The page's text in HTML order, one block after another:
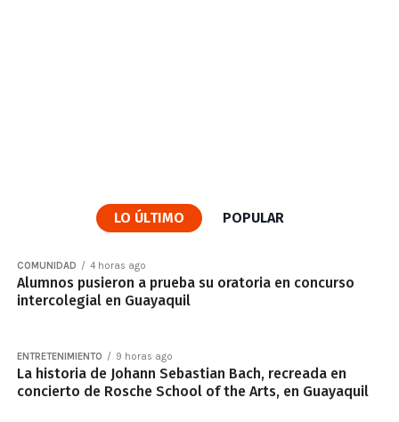
LO ÚLTIMO POPULAR
COMUNIDAD 4 horas ago
Alumnos pusieron a prueba su oratoria en concurso
intercolegial en Guayaquil
ENTRETENIMIENTO 9 horas ago
La historia de Johann Sebastian Bach, recreada en
concierto de Rosche School of the Arts, en Guayaquil